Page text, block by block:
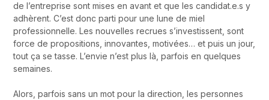
de l’entreprise sont mises en avant et que les candidat.e.s y
adhèrent. C’est donc parti pour une lune de miel
professionnelle. Les nouvelles recrues s’investissent, sont
force de propositions, innovantes, motivées… et puis un jour,
tout ça se tasse. L’envie n’est plus là, parfois en quelques
semaines.
Alors, parfois sans un mot pour la direction, les personnes